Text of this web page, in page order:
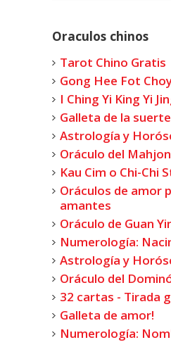
Oraculos chinos
Tarot Chino Gratis
Gong Hee Fot
I Ching Yi King Yi
Galleta de la
Astrología y
Oráculo del
Kau Cim o Chi-Chi
Oráculos de amor
amantes
Oráculo de Guan
Numerología:
Astrología y
Oráculo del
32 cartas - Tirada
Galleta de amor!
Numerología: